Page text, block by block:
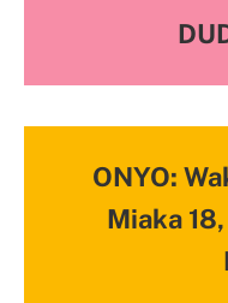
ONYO:
Miaka